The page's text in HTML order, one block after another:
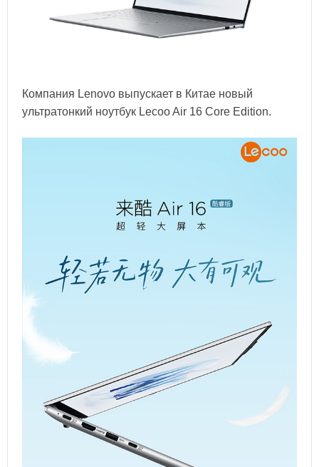
Компания Lenovo выпускает в Китае новый
ультратонкий ноутбук Lecoo Air 16 Core Edition.